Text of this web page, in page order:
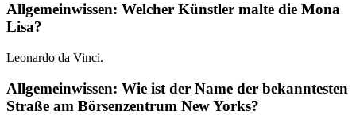
Allgemeinwissen: Welcher Künstler malte die Mona
Lisa?
Leonardo da Vinci.
Allgemeinwissen: Wie ist der Name der bekanntesten
Straße am Börsenzentrum New Yorks?